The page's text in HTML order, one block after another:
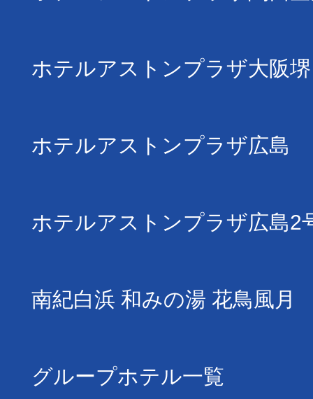
ホテルアストンプラザ大阪堺
ホテルアストンプラザ広島
ホテルアストンプラザ広島2
南紀白浜 和みの湯 花鳥風月
グループホテル一覧